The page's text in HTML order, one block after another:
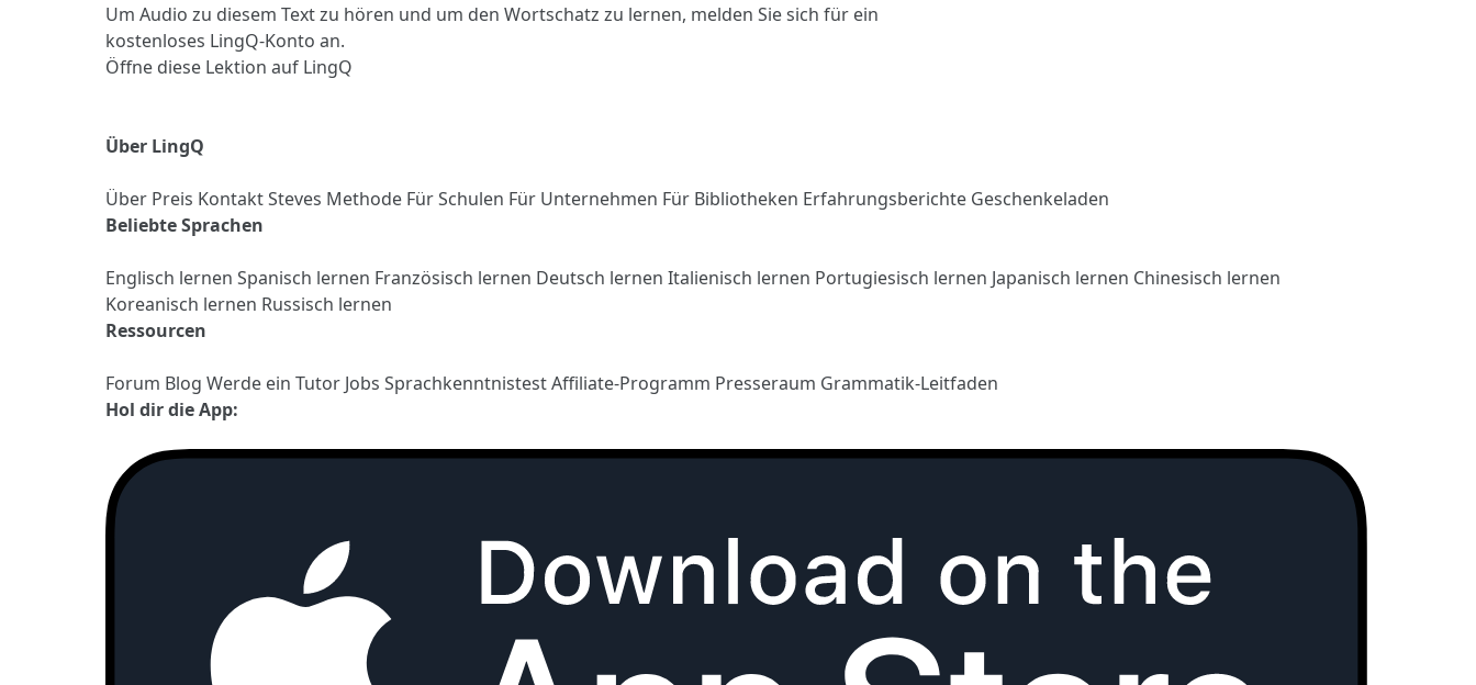
Um Audio zu diesem Text zu hören und um den Wortschatz zu lernen, melden Sie sich für ein
kostenloses LingQ-Konto an.
Öffne diese Lektion auf LingQ
Über LingQ
Über Preis KontaktSteves Methode Für Schulen Für Unternehmen Für Bibliotheken Erfahrungsberichte Geschenkeladen
Beliebte Sprachen
Englisch lernen Spanisch lernen Französisch lernen Deutsch lernen Italienisch lernen Portugiesisch lernen Japanisch lernen Chinesisch lernen
Koreanisch lernen Russisch lernen
Ressourcen
Forum Blog Werde ein Tutor Jobs SprachkenntnistestAffiliate-Programm Presseraum Grammatik-Leitfaden
Hol dir die App: